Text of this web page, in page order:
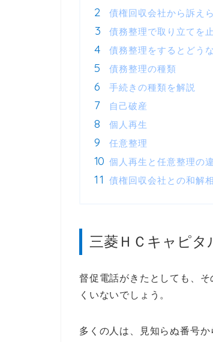
債権回収会社から訴え
債務整理で取り立てを
債務整理をするとどう
債務整理の種類
手続きの種類を解説
自己破産
個人再生
任意整理
個人再生と任意整理の
債権回収会社との和解
三菱ＨＣキャピタ
督促電話がきたとしても、
くいないでしょう。
多くの人は、見知らぬ番号